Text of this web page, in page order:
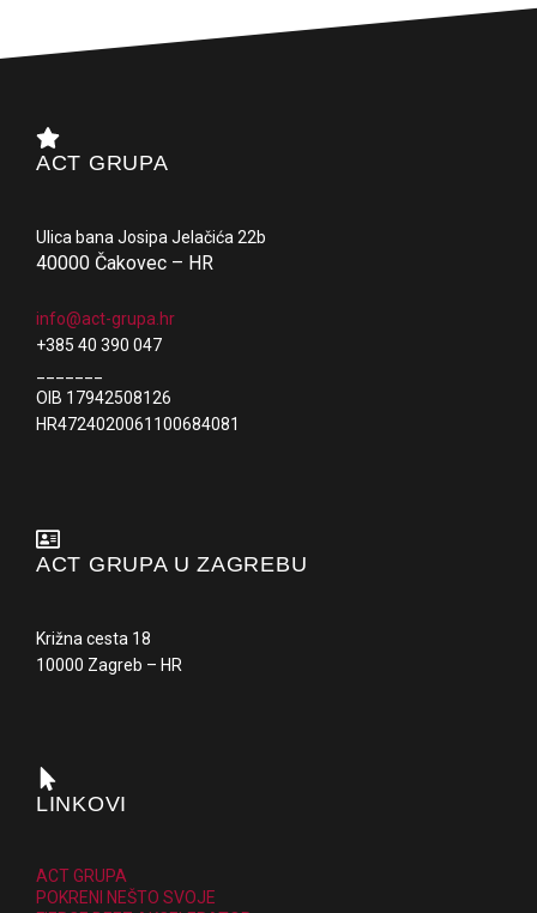
ACT GRUPA
Ulica bana Josipa Jelačića 22b
40000 Čakovec – HR
info@act-grupa.hr
+385 40 390 047
OIB 17942508126
HR4724020061100684081
ACT GRUPA U ZAGREBU
Križna cesta 18
10000 Zagreb – HR
LINKOVI
ACT GRUPA
POKRENI NEŠTO SVOJE